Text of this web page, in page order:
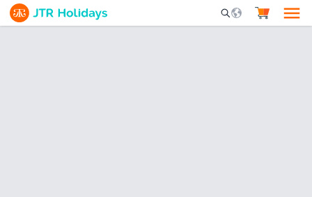
Mobile Search